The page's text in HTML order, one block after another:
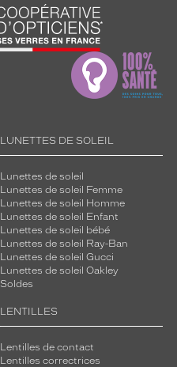
LUNETTES DE SOLEIL
Lunettes de soleil
Lunettes de soleil Femme
Lunettes de soleil Homme
Lunettes de soleil Enfant
Lunettes de soleil bébé
Lunettes de soleil Ray-Ban
Lunettes de soleil Gucci
Lunettes de soleil Oakley
Soldes
LENTILLES
Lentilles de contact
Lentilles correctrices